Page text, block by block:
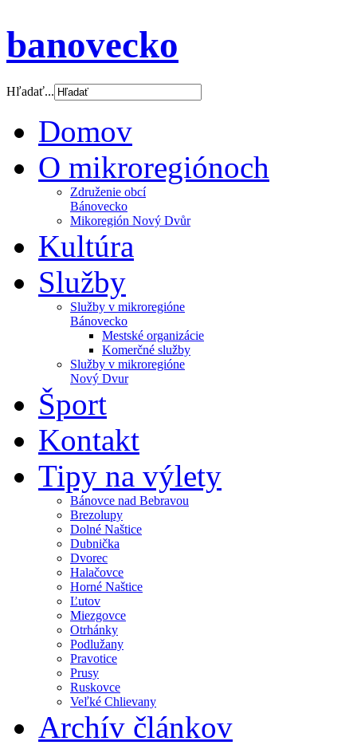
banovecko
Hľadať...
Domov
O mikroregiónoch
Združenie obcí
Bánovecko
Mikoregión Nový Dvůr
Kultúra
Služby
Služby v mikroregióne
Bánovecko
Mestské organizácie
Komerčné služby
Služby v mikroregióne
Nový Dvur
Šport
Kontakt
Tipy na výlety
Bánovce nad Bebravou
Brezolupy
Dolné Naštice
Dubnička
Dvorec
Halačovce
Horné Naštice
Ľutov
Miezgovce
Otrhánky
Podlužany
Pravotice
Prusy
Ruskovce
Veľké Chlievany
Archív článkov